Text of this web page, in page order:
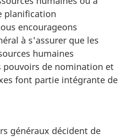
planification
encourageons
à s'assurer que les
humaines
pouvoirs de nomination et
font partie intégrante de
généraux décident de